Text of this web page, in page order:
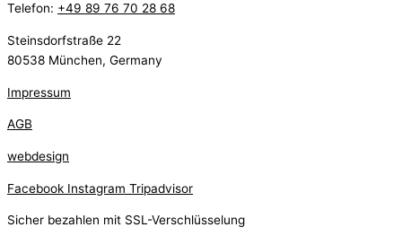
Telefon: +49 89 76 70 28 68
Steinsdorfstraße 22
80538 München, Germany
Impressum
AGB
webdesign
Facebook Instagram Tripadvisor
Sicher bezahlen mit SSL-Verschlüsselung